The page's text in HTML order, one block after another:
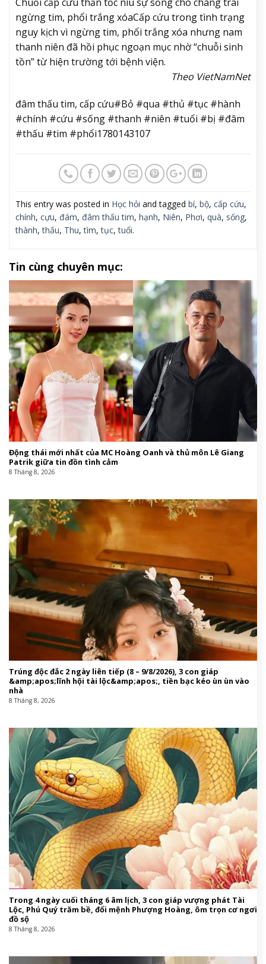
ngừng tim, phổi trắng xóaCấp cứu trong tình trạng
nguy kịch vì ngừng tim, phổi trắng xóa nhưng nam
thanh niên đã hồi phục ngoạn mục nhờ “chuỗi sinh
tồn” từ hiện trường tới bệnh viện.
Theo VietNamNet
đâm thấu tim, cấp cứu#Bỏ #qua #thủ #tục #hành
#chính #cứu #sống #thanh #niên #tuổi #bị #đâm
#thấu #tim #phổi1780143107
This entry was posted in Học hỏi and tagged bí, bộ, cấp cứu,
chính, cựu, đám, đâm thấu tim, hạnh, Niên, Phơi, quà, sống,
thành,thấu, Thu,tìm,tục,tuổi.
Tin cùng chuyên mục:
Động thái mới nhất của MC Hoàng Oanh và thủ môn Lê Giang
Patrik giữa tin đồn tình cảm
8 Tháng 8, 2026
Trúng độc đắc 2 ngày liên tiếp (8 – 9/8/2026), 3 con giáp
&amp;apos;lĩnh hội tài lộc&amp;apos;, tiền bạc kéo ùn ùn vào
nhà
8 Tháng 8, 2026
Trong 4 ngày cuối tháng 6 âm lịch, 3 con giáp vượng phát Tài
Lộc, Phú Quý trăm bề, đổi mệnh Phượng Hoàng, ôm trọn cơ ngơi
đồ sộ
8 Tháng 8, 2026